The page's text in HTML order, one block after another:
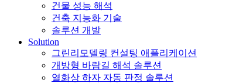
건물 성능 해석
건축 지능화 기술
솔루션 개발
Solution
그린리모델링 컨설팅 애플리케이션
개방형 바람길 해석 솔루션
열화상 하자 자동 판정 솔루션